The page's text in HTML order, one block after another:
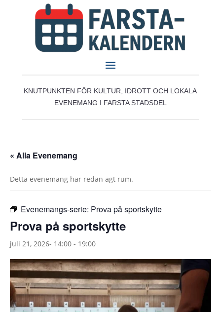
KNUTPUNKTEN FÖR KULTUR, IDROTT OCH LOKALA
EVENEMANG I FARSTA STADSDEL
« Alla Evenemang
Detta evenemang har redan ägt rum.
Evenemangs-serie: Prova på sportskytte
Prova på sportskytte
juli 21, 2026- 14:00 - 19:00